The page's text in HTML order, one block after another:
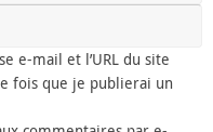
e-mail et l’URL du site
fois que je publierai un